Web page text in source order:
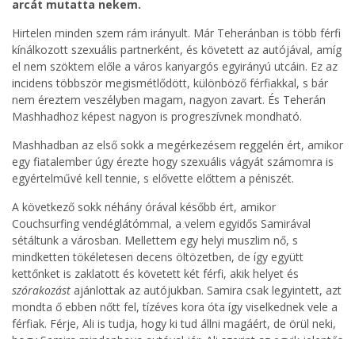
arcát mutatta nekem.
Hirtelen minden szem rám irányult. Már Teheránban is több férfi
kínálkozott szexuális partnerként, és követett az autójával, amíg
el nem szöktem előle a város kanyargós egyirányú utcáin. Ez az
incidens többször megismétlődött, különböző férfiakkal, s bár
nem éreztem veszélyben magam, nagyon zavart. És Teherán
Mashhadhoz képest nagyon is progreszívnek mondható.
Mashhadban az első sokk a megérkezésem reggelén ért, amikor
egy fiatalember úgy érezte hogy szexuális vágyát számomra is
egyértelművé kell tennie, s elővette előttem a péniszét.
A következő sokk néhány órával később ért, amikor
Couchsurfing vendéglátómmal, a velem egyidős Samirával
sétáltunk a városban. Mellettem egy helyi muszlim nő, s
mindketten tökéletesen decens öltözetben, de így együtt
kettőnket is zaklatott és követett két férfi, akik helyet és
szórakozást ajánlottak az autójukban. Samira csak legyintett, azt
mondta ő ebben nőtt fel, tízéves kora óta így viselkednek vele a
férfiak. Férje, Ali is tudja, hogy ki tud állni magáért, de örül neki,